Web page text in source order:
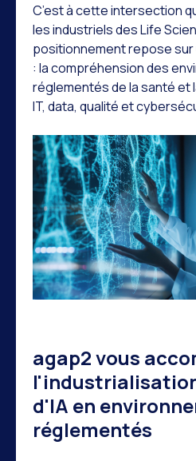
C’est à cette intersection
les industriels des Life
positionnement repose
: la compréhension des
réglementés de la santé et
IT, data, qualité et
agap2 vous
d'IA en
réglementés